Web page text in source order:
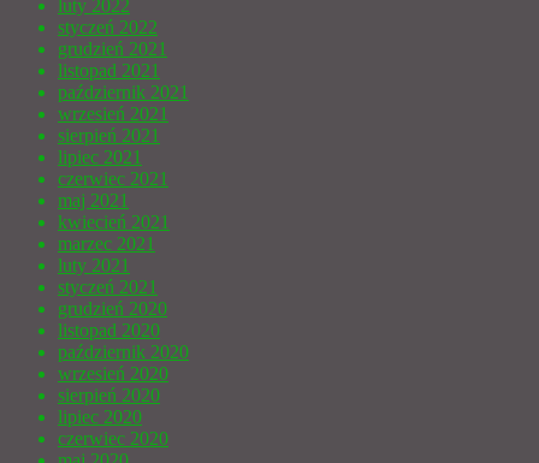
luty 2022
styczeń 2022
grudzień 2021
listopad 2021
październik 2021
wrzesień 2021
sierpień 2021
lipiec 2021
czerwiec 2021
maj 2021
kwiecień 2021
marzec 2021
luty 2021
styczeń 2021
grudzień 2020
listopad 2020
październik 2020
wrzesień 2020
sierpień 2020
lipiec 2020
czerwiec 2020